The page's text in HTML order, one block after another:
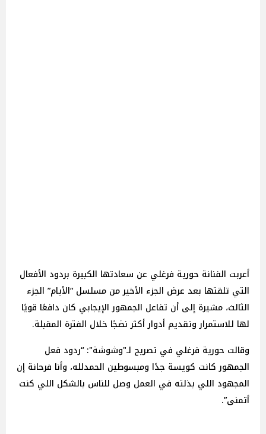
أعربت الفنانة حورية فرغلي عن سعادتها الكبيرة بردود الأفعال
التي تلقتها بعد عرض الجزء الأخير من مسلسل “الأيام” الجزء
الثالث، مشيرة إلى أن تفاعل الجمهور الإيجابي كان دافعًا قويًا
لها للاستمرار وتقديم أدوار أكثر نضجًا خلال الفترة المقبلة.
وقالت حورية فرغلي في تصريح لـ"وشوشة": “ردود فعل
الجمهور كانت كويسة جدًا ومبسوطين الحمدلله، وأنا فرحانة إن
المجهود اللي بذلته في العمل وصل للناس بالشكل اللي كنت
أتمنى”.